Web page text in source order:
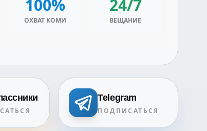
100%
ОХВАТ КОМИ
24/7
ВЕЩАНИЕ
Telegram
ПОДПИСАТЬСЯ